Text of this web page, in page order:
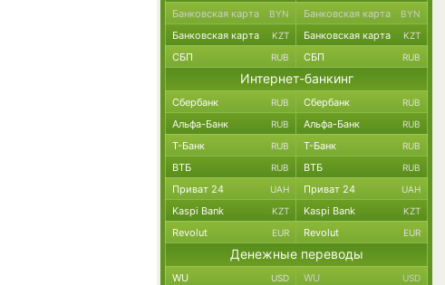
Банковская карта BYN Банковская карта BYN
Банковская карта KZT Банковская карта KZT
СБП RUB СБП RUB
Интернет-банкинг
Сбербанк RUB Сбербанк RUB
Альфа-Банк RUB Альфа-Банк RUB
Т-Банк RUB Т-Банк RUB
ВТБ RUB ВТБ RUB
Приват 24 UAH Приват 24 UAH
Kaspi Bank KZT Kaspi Bank KZT
Revolut EUR Revolut EUR
Денежные переводы
WU USD WU USD